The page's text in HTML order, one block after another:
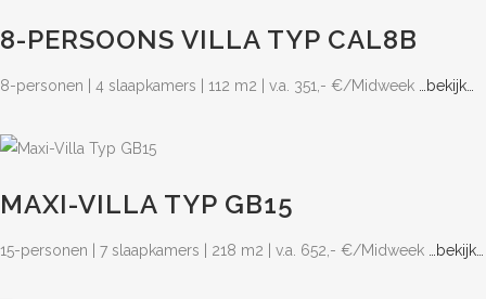
8-PERSOONS VILLA TYP CAL8B
8-personen | 4 slaapkamers | 112 m2 | v.a. 351,- €/Midweek …bekijk…
MAXI-VILLA TYP GB15
15-personen | 7 slaapkamers | 218 m2 | v.a. 652,- €/Midweek …bekijk…